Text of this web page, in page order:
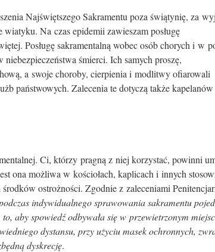
Najświętszego Sakramentu poza świątynię, za
Na czas epidemii zawieszam posługę
Posługę sakramentalną wobec osób chorych i w
śmierci. Ich samych proszę,
a swoje choroby, cierpienia i modlitwy ofiarowali
państwowych. Zalecenia te dotyczą także
Ci, którzy pragną z niej korzystać, powinni
ona możliwa w kościołach, kaplicach i innych
ostrożności. Zgodnie z zaleceniami
indywidualnego sprawowania sakramentu
aby spowiedź odbywała się w przewietrzonym
dystansu, przy użyciu masek ochronnych,
dyskrecję.